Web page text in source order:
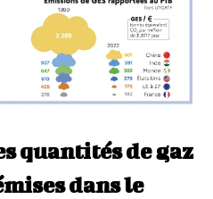
quantités de gaz
dans le